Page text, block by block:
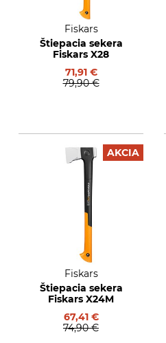
Fiskars
Štiepacia sekera
Fiskars X28
71,91 €
79,90 €
AKCIA
Fiskars
Štiepacia sekera
Fiskars X24M
67,41 €
74,90 €